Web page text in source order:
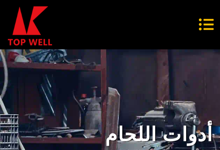
أدوات اللحام